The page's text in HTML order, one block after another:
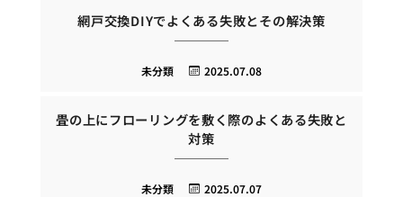
網戸交換DIYでよくある失敗とその解決策
2025.07.08
未分類
畳の上にフローリングを敷く際のよくある失敗と
対策
2025.07.07
未分類